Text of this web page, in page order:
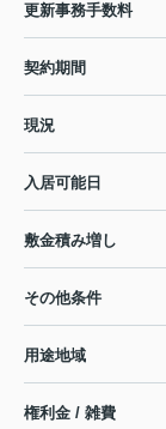
更新事務手数料
契約期間
現況
入居可能日
敷金積み増し
その他条件
用途地域
権利金 / 雑費